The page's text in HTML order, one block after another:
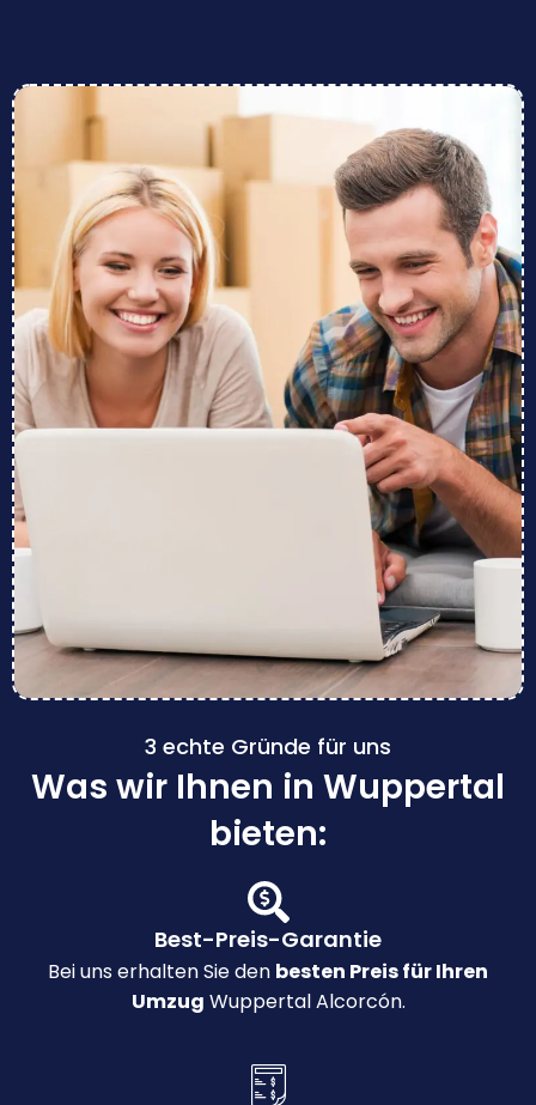
3 echte Gründe für uns
Was wir Ihnen in Wuppertal
bieten:
Best-Preis-Garantie
Bei uns erhalten Sie den besten Preis für Ihren
Umzug Wuppertal Alcorcón.